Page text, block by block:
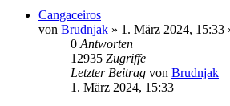
Cangaceiros
von Brudnjak » 1. März 2024, 15:33
0 Antworten
12935 Zugriffe
Letzter Beitrag von Brudnjak
1. März 2024, 15:33